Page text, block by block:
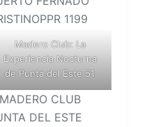
Madero Club: La
Experiencia Nocturna
de Punta del Este 51